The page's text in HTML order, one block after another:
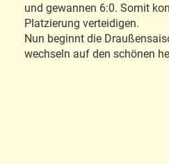
und gewannen 6:0. Somit
Platzierung verteidigen.
Nun beginnt die
wechseln auf den schönen